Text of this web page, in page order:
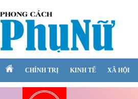
CHÍNH TRỊ KINH TẾ XÃ HỘI